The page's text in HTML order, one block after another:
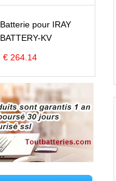
Batterie pour IRAY
BATTERY-KV
€ 264.14